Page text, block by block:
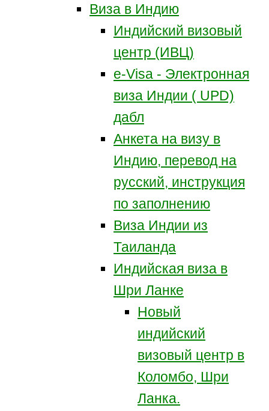
Виза в Индию
Индийский визовый
центр (ИВЦ)
e-Visa - Электронная
виза Индии ( UPD)
дабл
Анкета на визу в
Индию, перевод на
русский, инструкция
по заполнению
Виза Индии из
Таиланда
Индийская виза в
Шри Ланке
Новый
индийский
визовый центр в
Коломбо, Шри
Ланка.